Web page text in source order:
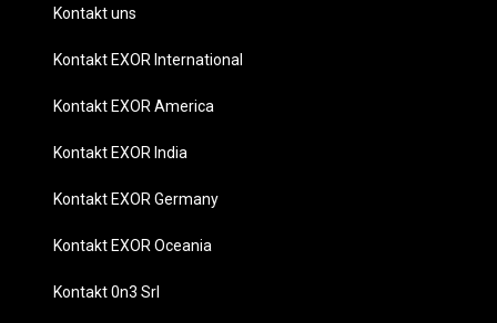
Kontakt uns
Kontakt EXOR International
Kontakt EXOR America
Kontakt EXOR India
Kontakt EXOR Germany
Kontakt EXOR Oceania
Kontakt 0n3 Srl